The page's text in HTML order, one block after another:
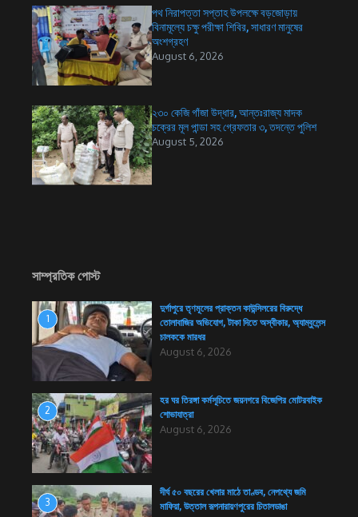
পথ নিরাপত্তা সপ্তাহ উপলক্ষে বড়জোড়ায়
বিনামূল্যে চক্ষু পরীক্ষা শিবির, সাধারণ মানুষের
অংশগ্রহণ
August 6, 2026
২৩০ কেজি গাঁজা উদ্ধার, আন্তঃরাজ্য মাদক
চক্রের মূল পান্ডা সহ গ্রেফতার ৩, তদন্তে পুলিশ
August 5, 2026
সাম্প্রতিক পোস্ট
1
দুর্গাপুরে তৃণমূলের প্রাক্তন কাউন্সিলরের বিরুদ্ধে
তোলাবাজির অভিযোগ, টাকা দিতে অস্বীকার, অ্যাম্বুলেন্স
চালককে মারধর
August 6, 2026
2
হর ঘর তিরঙ্গা কর্মসূচিতে জয়নগরে বিজেপির মোটরবাইক
শোভাযাত্রা
August 6, 2026
3
দীর্ঘ ৫০ বছরের খেলার মাঠে তাণ্ডব, নেপথ্যে জমি
মাফিয়া, উত্তাল রূপনারায়ণপুরের চিতালডাঙা